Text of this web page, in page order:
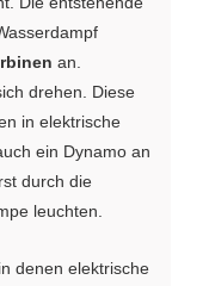
an.
drehen. Diese
in elektrische
ein Dynamo an
durch die
leuchten.
denen elektrische